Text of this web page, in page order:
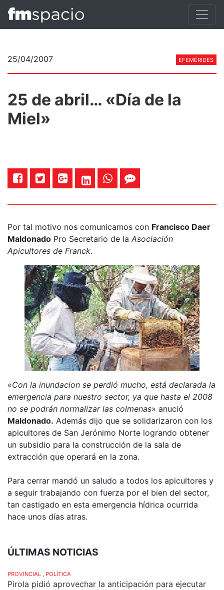
25/04/2007 EFEMÉRIDES
25 de abril… «Día de la
Miel»
Por tal motivo nos comunicamos con Francisco Daer
Maldonado Pro Secretario de la Asociación
Apicultores de Franck.
«Con la inundacion se perdió mucho, está declarada la
emergencia para nuestro sector, ya que hasta el 2008
no se podrán normalizar las colmenas» anució
Maldonado. Además dijo que se solidarizaron con los
apicultores de San Jerónimo Norte logrando obtener
un subsidio para la construcción de la sala de
extracción que operará en la zona.
Para cerrar mandó un saludo a todos los apicultores y
a seguir trabajando con fuerza por el bien del sector,
tan castigado en esta emergencia hídrica ocurrida
hace unos días atras.
ÚLTIMAS NOTICIAS
PROVINCIAL , POLÍTICA
Pirola pidió aprovechar la anticipación para ejecutar